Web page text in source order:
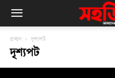
প্রচ্ছদ দৃশ্যপট
দৃশ্যপট